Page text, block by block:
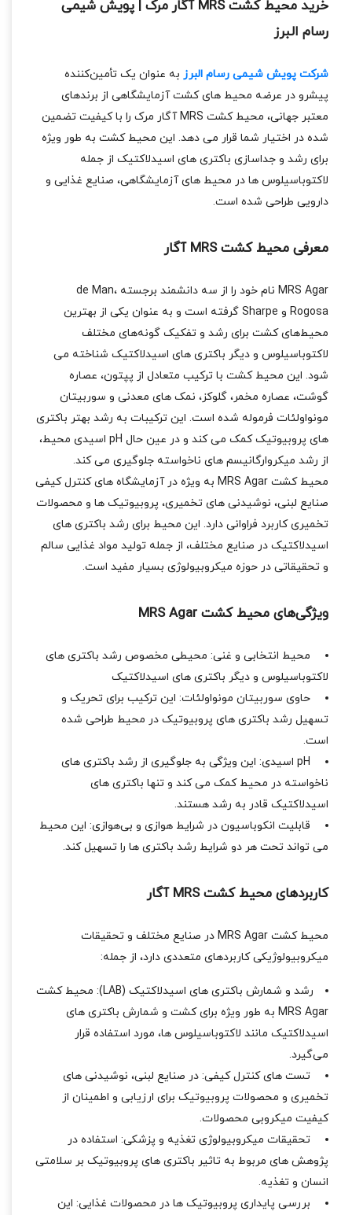
خرید محیط کشت MRS آگار مرک | پویش شیمی
رسام البرز
شرکت پویش شیمی رسام البرز به ‌عنوان یک تأمین‌کننده
پیشرو در عرضه محیط ‌های کشت آزمایشگاهی از برندهای
معتبر جهانی، محیط کشت MRS آگار مرک را با کیفیت تضمین
‌شده در اختیار شما قرار می ‌دهد. این محیط کشت به ‌طور ویژه
برای رشد و جداسازی باکتری‌ های اسیدلاکتیک از جمله
لاکتوباسیلوس ‌ها در محیط ‌های آزمایشگاهی، صنایع غذایی و
دارویی طراحی شده است.
معرفی محیط کشت MRS آگار
MRS Agar نام خود را از سه دانشمند برجسته de Man،
Rogosa و Sharpe گرفته است و به ‌عنوان یکی از بهترین
محیط‌های کشت برای رشد و تفکیک گونه‌های مختلف
لاکتوباسیلوس و دیگر باکتری ‌های اسیدلاکتیک شناخته می
‌شود. این محیط کشت با ترکیب متعادل از پپتون، عصاره
گوشت، عصاره مخمر، گلوکز، نمک ‌های معدنی و سوربیتان
مونو‌اولئات فرموله شده است. این ترکیبات به رشد بهتر باکتری‌
های پروبیوتیک کمک می‌ کند و در عین حال pH اسیدی محیط،
از رشد میکروارگانیسم‌ های ناخواسته جلوگیری می ‌کند.
محیط کشت MRS Agar به ‌ویژه در آزمایشگاه ‌های کنترل کیفی
صنایع لبنی، نوشیدنی ‌های تخمیری، پروبیوتیک ‌ها و محصولات
تخمیری کاربرد فراوانی دارد. این محیط برای رشد باکتری‌ های
اسیدلاکتیک در صنایع مختلف، از جمله تولید مواد غذایی سالم
و تحقیقاتی در حوزه میکروبیولوژی بسیار مفید است.
ویژگی‌های محیط کشت MRS Agar
محیط انتخابی و غنی: محیطی مخصوص رشد باکتری ‌های
لاکتوباسیلوس و دیگر باکتری ‌های اسیدلاکتیک
حاوی سوربیتان مونو‌اولئات: این ترکیب برای تحریک و
تسهیل رشد باکتری‌ های پروبیوتیک در محیط طراحی شده
است.
pH اسیدی: این ویژگی به جلوگیری از رشد باکتری ‌های
ناخواسته در محیط کمک می‌ کند و تنها باکتری ‌های
اسیدلاکتیک قادر به رشد هستند.
قابلیت انکوباسیون در شرایط هوازی و بی‌هوازی: این محیط
می ‌تواند تحت هر دو شرایط رشد باکتری ‌ها را تسهیل کند.
کاربردهای محیط کشت MRS آگار
محیط کشت MRS Agar در صنایع مختلف و تحقیقات
میکروبیولوژیکی کاربردهای متعددی دارد، از جمله:
رشد و شمارش باکتری ‌های اسیدلاکتیک (LAB): محیط کشت
MRS Agar به‌ طور ویژه برای کشت و شمارش باکتری ‌های
اسیدلاکتیک مانند لاکتوباسیلوس ‌ها، مورد استفاده قرار
می‌گیرد.
تست ‌های کنترل کیفی: در صنایع لبنی، نوشیدنی‌ های
تخمیری و محصولات پروبیوتیک برای ارزیابی و اطمینان از
کیفیت میکروبی محصولات.
تحقیقات میکروبیولوژی تغذیه و پزشکی: استفاده در
پژوهش ‌های مربوط به تاثیر باکتری ‌های پروبیوتیک بر سلامتی
انسان و تغذیه.
بررسی پایداری پروبیوتیک ‌ها در محصولات غذایی: این